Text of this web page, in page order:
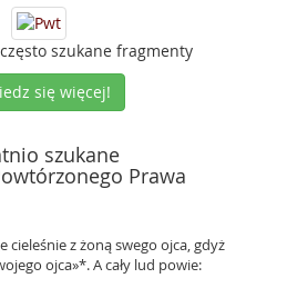
szukane fragmenty
się więcej!
szukane
Prawa
cieleśnie z żoną swego ojca, gdyż
ojca»*. A cały lud powie: